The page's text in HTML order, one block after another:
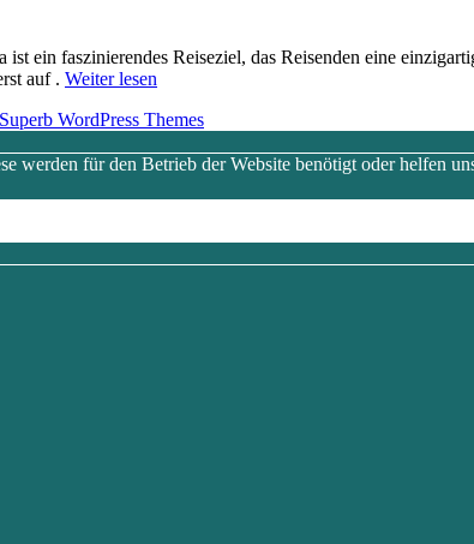
e‬in faszinierendes Reiseziel, d‬as Reisenden e‬ine
auf . Weiter lesen
Superb WordPress Themes
werden für den Betrieb der Website benötigt oder helfen